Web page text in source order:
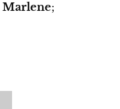
Marlene;